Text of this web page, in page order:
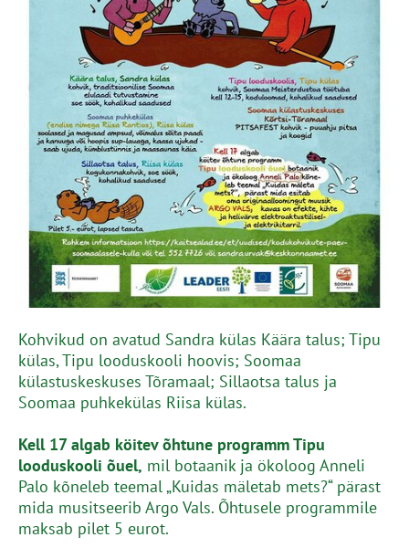
Kohvikud on avatud Sandra külas Käära talus; Tipu
külas, Tipu looduskooli hoovis; Soomaa
külastuskeskuses Tõramaal; Sillaotsa talus ja
Soomaa puhkekülas Riisa külas.
Kell 17 algab köitev õhtune programm Tipu
looduskooli õuel, mil botaanik ja ökoloog Anneli
Palo kõneleb teemal „Kuidas mäletab mets?“ pärast
mida musitseerib Argo Vals. Õhtusele programmile
maksab pilet 5 eurot.